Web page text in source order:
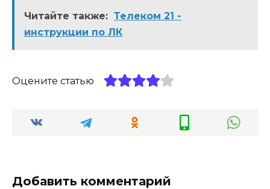
Читайте также: Телеком 21 -
инструкции по ЛК
Оцените статью
Добавить комментарий